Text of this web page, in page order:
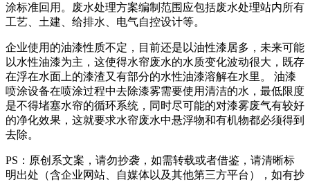
涂标准回用。废水处理方案编制范围应包括废水处理站内所有
工艺、土建、给排水、电气自控设计等。
企业使用的油漆性质不定，目前还是以油性漆居多，未来可能
以水性油漆为主，这使得水帘废水的水质变化波动很大，既存
在浮在水面上的漆渣又有部分的水性油漆溶解在水里。 油漆
喷涂设备在喷涂过程中去除漆雾需要使用清洁的水，最低限度
是不得堵塞水帘的循环系统，同时尽可能的对漆雾废气有较好
的净化效果，这就要求水帘废水中悬浮物和有机物都必须得到
去除。
PS：原创系文案，请勿抄袭，如需转载或者借鉴，请清晰标
明出处（含企业网站、自媒体以及其他第三方平台），如有抄